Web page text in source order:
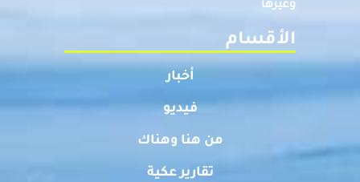
وغيرها
الأقسام
أخبار
فيديو
من هنا وهناك
تقارير عكية